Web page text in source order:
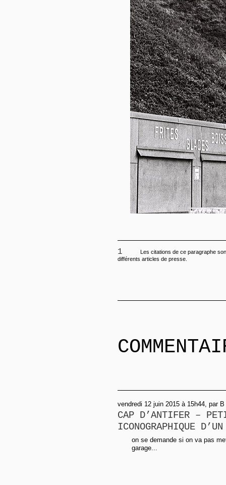
1
Les citations de ce paragraphe
différents articles de presse.
vendredi 12 juin 2015 à 15h44, par B
CAP D’ANTIFER –
ICONOGRAPHIQUE
on se demande si on va pas
garage...